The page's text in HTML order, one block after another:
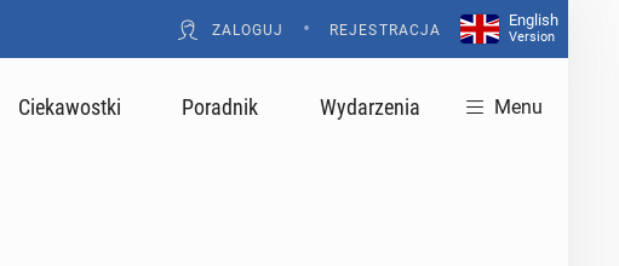
ZALOGUJ • REJESTRACJA
English
Version
Ciekawostki Poradnik Wydarzenia Menu